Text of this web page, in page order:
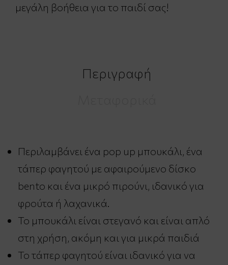
μεγάλη βοήθεια για το παιδί σας!
Περιγραφή
Περιλαμβάνει ένα pop up μπουκάλι, ένα
τάπερ φαγητού με αφαιρούμενο δίσκο
bento και ένα μικρό πιρούνι, ιδανικό για
φρούτα ή λαχανικά.
Το μπουκάλι είναι στεγανό και είναι απλό
στη χρήση, ακόμη και για μικρά παιδιά
Το τάπερ φαγητού είναι ιδανικό για να